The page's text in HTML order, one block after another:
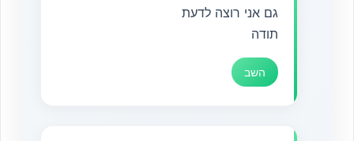
גם אני רוצה לדעת
תודה
השב